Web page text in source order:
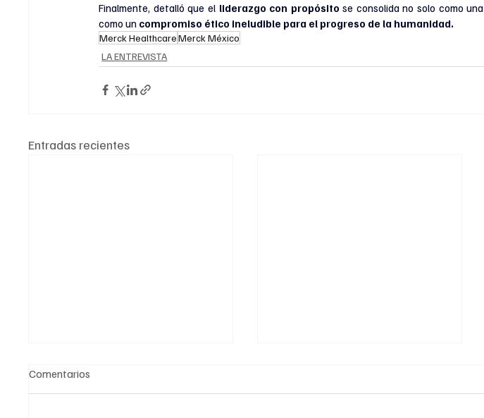
Finalmente, detalló que el liderazgo con propósito se consolida no solo como una
como un compromiso ético ineludible para el progreso de la humanidad.
Merck HealthcareMerck México
LA ENTREVISTA
Entradas recientes
Comentarios